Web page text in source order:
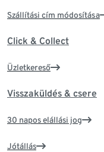
Szállítási cím módosítása
Click & Collect
Üzletkereső
Visszaküldés & csere
30 napos elállási jog
Jótállás